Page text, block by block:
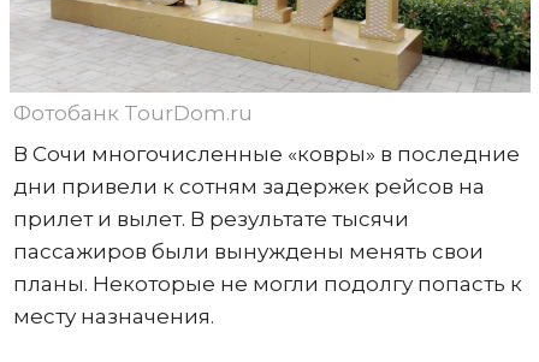
Фотобанк TourDom.ru
В Сочи многочисленные «ковры» в последние
дни привели к сотням задержек рейсов на
прилет и вылет. В результате тысячи
пассажиров были вынуждены менять свои
планы. Некоторые не могли подолгу попасть к
месту назначения.